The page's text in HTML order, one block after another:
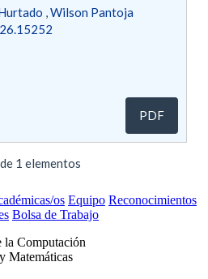
Wilson Pantoja
PDF
1 elementos